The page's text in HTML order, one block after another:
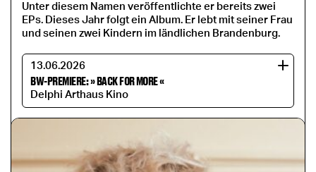
Unter diesem Namen veröffentlichte er bereits zwei
EPs. Dieses Jahr folgt ein Album. Er lebt mit seiner Frau
und seinen zwei Kindern im ländlichen Brandenburg.
13.06.2026
BW-PREMIERE: » BACK FOR MORE «
Delphi Arthaus Kino